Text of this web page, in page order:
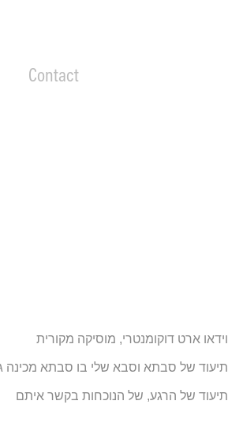
Contact
וידאו ארט דוקומנטרי, מוסיקה מקורית
תיעוד של סבתא וסבא שלי בו סבתא מכינה
תיעוד של הרגע, של הנוכחות בקשר איתם